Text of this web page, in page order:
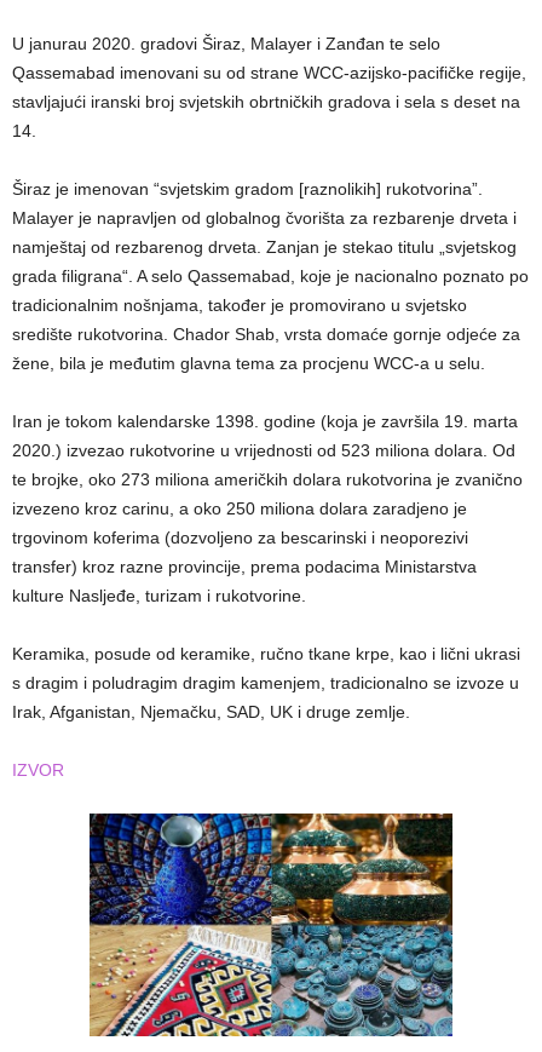
U janurau 2020. gradovi Širaz, Malayer i Zanđan te selo
Qassemabad imenovani su od strane WCC-azijsko-pacifičke regije,
stavljajući iranski broj svjetskih obrtničkih gradova i sela s deset na
14.
Širaz je imenovan “svjetskim gradom [raznolikih] rukotvorina”.
Malayer je napravljen od globalnog čvorišta za rezbarenje drveta i
namještaj od rezbarenog drveta. Zanjan je stekao titulu „svjetskog
grada filigrana“. A selo Qassemabad, koje je nacionalno poznato po
tradicionalnim nošnjama, također je promovirano u svjetsko
središte rukotvorina. Chador Shab, vrsta domaće gornje odjeće za
žene, bila je međutim glavna tema za procjenu WCC-a u selu.
Iran je tokom kalendarske 1398. godine (koja je završila 19. marta
2020.) izvezao rukotvorine u vrijednosti od 523 miliona dolara. Od
te brojke, oko 273 miliona američkih dolara rukotvorina je zvanično
izvezeno kroz carinu, a oko 250 miliona dolara zaradjeno je
trgovinom koferima (dozvoljeno za bescarinski i neoporezivi
transfer) kroz razne provincije, prema podacima Ministarstva
kulture Nasljeđe, turizam i rukotvorine.
Keramika, posude od keramike, ručno tkane krpe, kao i lični ukrasi
s dragim i poludragim dragim kamenjem, tradicionalno se izvoze u
Irak, Afganistan, Njemačku, SAD, UK i druge zemlje.
IZVOR